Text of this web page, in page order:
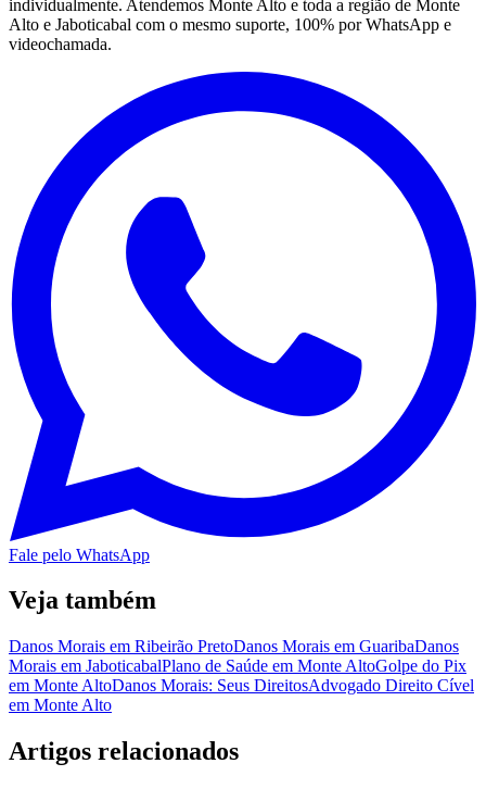
individualmente. Atendemos Monte Alto e toda a região de Monte
Alto e Jaboticabal com o mesmo suporte, 100% por WhatsApp e
videochamada.
Fale pelo WhatsApp
Veja também
Danos Morais em Ribeirão PretoDanos Morais em GuaribaDanos
Morais em JaboticabalPlano de Saúde em Monte AltoGolpe do Pix
em Monte AltoDanos Morais: Seus DireitosAdvogado Direito Cível
em Monte Alto
Artigos relacionados